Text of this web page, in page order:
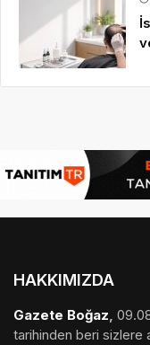
HAKKIMIZDA
Gazete Boğaz,
tarihinden beri sizlere